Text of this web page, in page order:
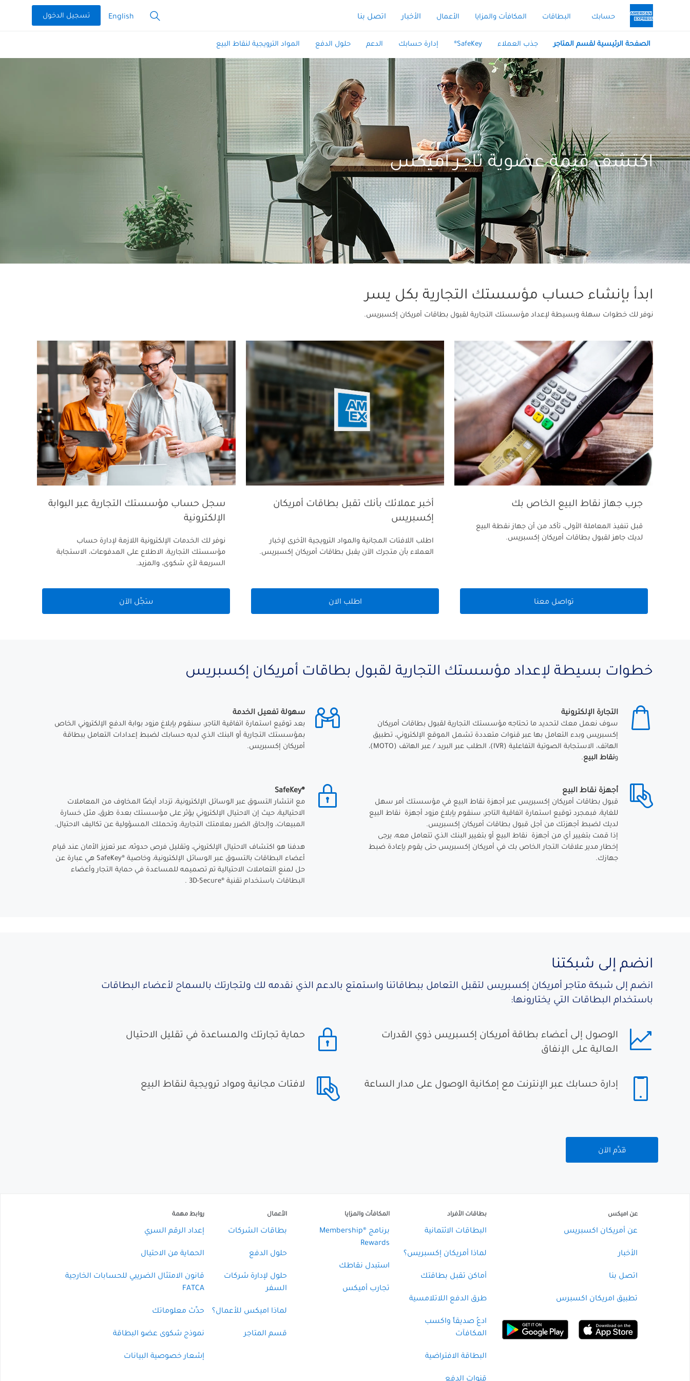
حسابك البطاقات المكافأت والمزايا الأعمال الأخبار اتصل بنا English تسجيل الدخول
الصفحة الرئيسية لقسم المتاجر جذب العملاء SafeKey® إدارة حسابك الدعم حلول الدفع المواد الترويجية لنقاط البيع
اكتشف قيمة عضوية تاجر أميكس
ابدأ بإنشاء حساب مؤسستك التجارية بكل يسر
نوفر لك خطوات سهلة وبسيطة لإعداد مؤسستك التجارية لقبول بطاقات أمريكان إكسبريس.
جرب جهاز نقاط البيع الخاص بك
قبل تنفيذ المعاملة الأولى، تأكد من أن جهاز نقطة البيع
لديك جاهز لقبول بطاقات أمريكان إكسبريس.
تواصل معنا
أخبر عملائك بأنك تقبل بطاقات أمريكان
إكسبريس
اطلب اللافتات المجانية والمواد الترويجية الأخرى لإخبار
العملاء بأن متجرك الآن يقبل بطاقات أمريكان إكسبريس.
اطلب الان
سجل حساب مؤسستك التجارية عبر البوابة
الإلكترونية
نوفر لك الخدمات الإلكترونية اللازمة لإدارة حساب
مؤسستك التجارية، الاطلاع على المدفوعات، الاستجابة
السريعة لأي شكوى، والمزيد.
سَجِّل الآن
خطوات بسيطة لإعداد مؤسستك التجارية لقبول بطاقات أمريكان إكسبريس
التجارة الإلكترونية
سوف نعمل معك لتحديد ما تحتاجه مؤسستك التجارية لقبول بطاقات أمريكان
إكسبريس وبدء التعامل بها عبر قنوات متعددة تشمل الموقع الإلكتروني، تطبيق
الهاتف، الاستجابة الصوتية التفاعلية (IVR)، الطلب عبر البريد / عبر الهاتف (MOTO)،
ونقاط البيع.
سهولة تفعيل الخدمة
بعد توقيع استمارة اتفاقية التاجر، سنقوم بإبلاغ مزود بوابة الدفع الإلكتروني الخاص
بمؤسستك التجارية أو البنك الذي لديه حسابك لضبط إعدادات التعامل ببطاقة
أمريكان إكسبريس.
أجهزة نقاط البيع
قبول بطاقات أمريكان إكسبريس عبر أجهزة نقاط البيع في مؤسستك أمر سهل
للغاية، فبمجرد توقيع استمارة اتفاقية التاجر، سنقوم بإبلاغ مزود أجهزة نقاط البيع
لديك لضبط أجهزتك من أجل قبول بطاقات أمريكان إكسبريس.
إذا قمت بتغيير أي من أجهزة نقاط البيع أو بتغيير البنك الذي تتعامل معه، يرجى
إخطار مدير علاقات التجار الخاص بك في أمريكان إكسبريس حتى يقوم بإعادة ضبط
جهازك.
®SafeKey
مع انتشار التسوق عبر الوسائل الإلكترونية، تزداد أيضًا المخاوف من المعاملات
الاحتيالية، حيث إن الاحتيال الإلكتروني يؤثر على مؤسستك بعدة طرق، مثل خسارة
المبيعات، وإلحاق الضرر بعلامتك التجارية، وتحملك المسؤولية عن تكاليف الاحتيال.
هدفنا هو اكتشاف الاحتيال الإلكتروني، وتقليل فرص حدوثه، عبر تعزيز الأمان عند قيام
أعضاء البطاقات بالتسوق عبر الوسائل الإلكترونية، وخاصية ®SafeKey هي عبارة عن
حل لمنع التعاملات الاحتيالية تم تصميمه للمساعدة في حماية التجار وأعضاء
البطاقات باستخدام تقنية ®3D-Secure .
انضم إلى شبكتنا
انضم إلى شبكة متاجر أمريكان إكسبريس لتقبل التعامل ببطاقاتنا واستمتع بالدعم الذي نقدمه لك ولتجارتك بالسماح لأعضاء البطاقات
باستخدام البطاقات التي يختارونها:
الوصول إلى أعضاء بطاقة أمريكان إكسبريس ذوي القدرات
العالية على الإنفاق
حماية تجارتك والمساعدة في تقليل الاحتيال
إدارة حسابك عبر الإنترنت مع إمكانية الوصول على مدار الساعة لافتات مجانية ومواد ترويجية لنقاط البيع
قَدِّم الآن
عن اميكس
عن أمريكان اكسبريس
الأخبار
اتصل بنا
تطبيق امريكان اكسبرس
بطاقات الأفراد
البطاقات الائتمانية
لماذا أمريكان إكسبريس؟
أماكن تقبل بطاقتك
طرق الدفع اللاتلامسية
ادعُ صديقاً واكسب
المكافآت
البطاقة الافتراضية
قنوات الدفع
المكافأت والمزايا
برنامج ®Membership
Rewards
استبدل نقاطك
تجارب أميكس
الأعمال
بطاقات الشركات
حلول الدفع
حلول لإدارة شركات
السفر
لماذا اميكس للأعمال؟
قسم المتاجر
روابط مهمة
إعداد الرقم السري
الحماية من الاحتيال
قانون الامتثال الضريبي للحسابات الخارجية
FATCA
حدِّث معلوماتك
نموذج شكوى عضو البطاقة
إشعار خصوصية البيانات